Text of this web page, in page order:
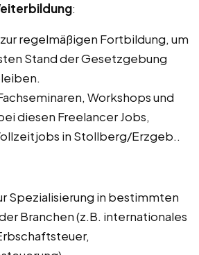
:
regelmäßigen Fortbildung, um
Stand der Gesetzgebung
Workshops und
diesen Freelancer Jobs,
in Stollberg/Erzgeb..
Spezialisierung in bestimmten
Branchen (z.B. internationales